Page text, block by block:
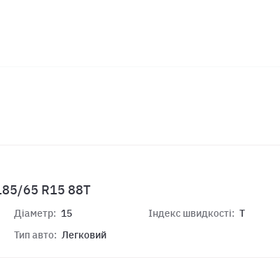
65 R15 88T
Діаметр: 15
Тип авто: Легковий
Індекс швидкості: T